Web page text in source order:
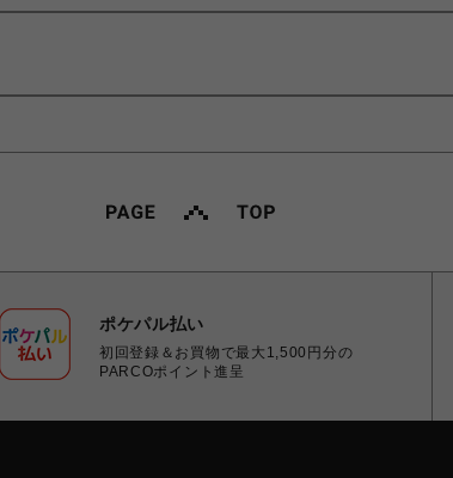
ポケパル払い
初回登録＆お買物で最大1,500円分の
PARCOポイント進呈